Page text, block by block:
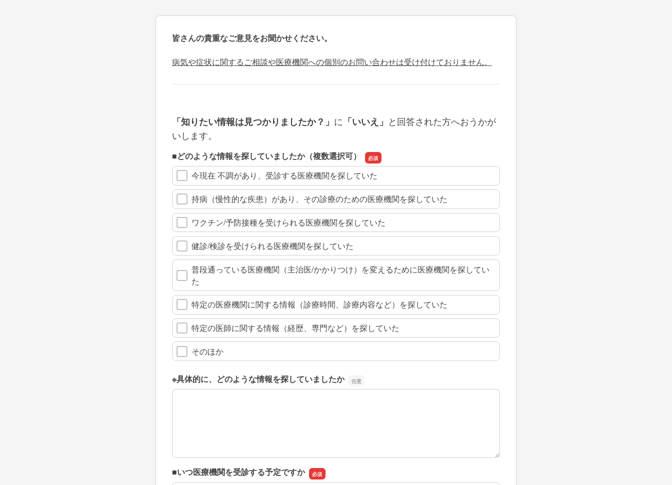
皆さんの貴重なご意見をお聞かせください。
病気や症状に関するご相談や医療機関への個別のお問い合わせは受け付けておりません。
「知りたい情報は見つかりましたか？」 に 「いいえ」 と回答された方へおうかが
いします。
■どのような情報を探していましたか（複数選択可）
今現在 不調があり、受診する医療機関を探していた
持病（慢性的な疾患）があり、その診療のための医療機関を探していた
ワクチン/予防接種を受けられる医療機関を探していた
健診/検診を受けられる医療機関を探していた
普段通っている医療機関（主治医/かかりつけ）を変えるために医療機関を探してい
た
特定の医療機関に関する情報（診療時間、診療内容など）を探していた
特定の医師に関する情報（経歴、専門など）を探していた
そのほか
※具体的に、どのような情報を探していましたか
※具体的に、どのような情報を探していましたか
■いつ医療機関を受診する予定ですか